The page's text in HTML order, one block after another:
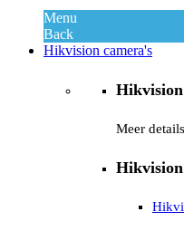
Menu
Back
Hikvision camera's
Meer